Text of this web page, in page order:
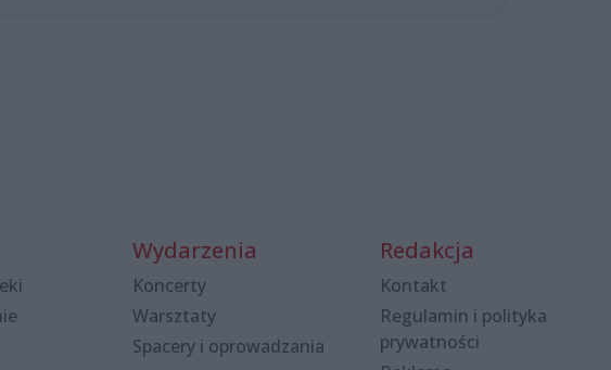
Wydarzenia
Koncerty
Warsztaty
Spacery i oprowadzania
Redakcja
Kontakt
Regulamin i polityka
prywatności